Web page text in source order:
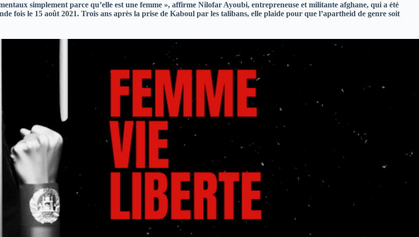
simplement parce qu’elle est une femme », affirme Nilofar Ayoubi, entrepreneuse et militante afghane, qui a été
fois le 15 août 2021. Trois ans après la prise de Kaboul par les talibans, elle plaide pour que l’apartheid de genre soit